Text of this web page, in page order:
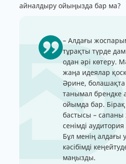
айналдыру ойыңызда бар ма?
– Алдағы
тұрақты түрде
одан әрі көтеру.
жаңа идеялар
Әрине,
танымал брендке
ойымда бар.
бастысы – сапаны
сенімді
Бұл менің алдағы
кәсібімді
маңызды.